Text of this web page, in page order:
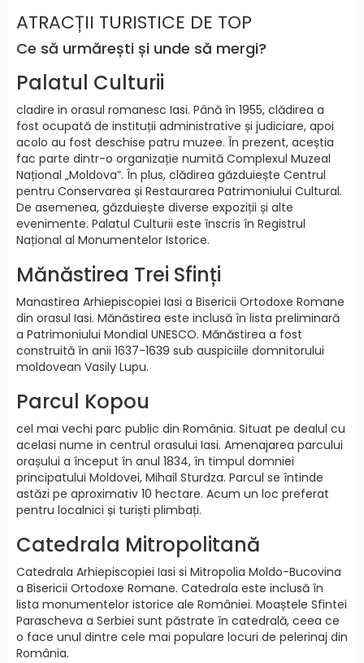
ATRACȚII TURISTICE DE TOP
Ce să urmărești și unde să mergi?
Palatul Culturii
cladire in orasul romanesc Iasi. Până în 1955, clădirea a
fost ocupată de instituții administrative și judiciare, apoi
acolo au fost deschise patru muzee. În prezent, aceștia
fac parte dintr-o organizație numită Complexul Muzeal
Național „Moldova”. În plus, clădirea găzduiește Centrul
pentru Conservarea și Restaurarea Patrimoniului Cultural.
De asemenea, găzduiește diverse expoziții și alte
evenimente. Palatul Culturii este înscris în Registrul
Național al Monumentelor Istorice.
Mănăstirea Trei Sfinți
Manastirea Arhiepiscopiei Iasi a Bisericii Ortodoxe Romane
din orasul Iasi. Mănăstirea este inclusă în lista preliminară
a Patrimoniului Mondial UNESCO. Mănăstirea a fost
construită în anii 1637-1639 sub auspiciile domnitorului
moldovean Vasily Lupu.
Parcul Kopou
cel mai vechi parc public din România. Situat pe dealul cu
acelasi nume in centrul orasului Iasi. Amenajarea parcului
orașului a început în anul 1834, în timpul domniei
principatului Moldovei, Mihail Sturdza. Parcul se întinde
astăzi pe aproximativ 10 hectare. Acum un loc preferat
pentru localnici și turiști plimbați.
Catedrala Mitropolitană
Catedrala Arhiepiscopiei Iasi si Mitropolia Moldo-Bucovina
a Bisericii Ortodoxe Romane. Catedrala este inclusă în
lista monumentelor istorice ale României. Moaștele Sfintei
Parascheva a Serbiei sunt păstrate în catedrală, ceea ce
o face unul dintre cele mai populare locuri de pelerinaj din
România.